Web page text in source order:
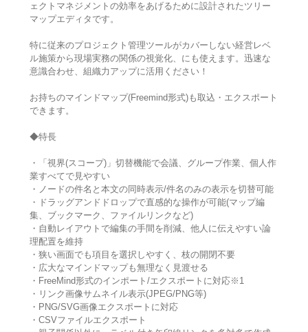
ェクトマネジメントの効率をあげるために設計されたツリー
マップエディタです。
特に従来のプロジェクト管理ツールがカバーしない経営レベ
ル施策から現場実務の関係の視覚化、にも使えます。迅速な
意識合わせ、組織力アップに活用ください！
お持ちのマインドマップ(Freemind形式)も取込・エクスポート
できます。
◆特長
・「視界(スコープ)」切替機能で会議、グループ作業、個人作
業すべてで見やすい
・ノードの件名と本文の同時表示/件名のみの表示を切替可能
・ドラッグアンドドロップで直感的な操作が可能(マップ編
集、ブックマーク、ファイルリンクなど)
・自動レイアウトで編集の手間を削減、他人に伝えやすい論
理配置を維持
・狭い画面でも項目を選択しやすく、枝の開閉不要
・広大なマインドマップも無理なく見渡せる
・FreeMind形式のインポート/エクスポートに対応※1
・リンク画像サムネイル表示(JPEG/PNG等)
・PNG/SVG画像エクスポートに対応
・CSVファイルエクスポート